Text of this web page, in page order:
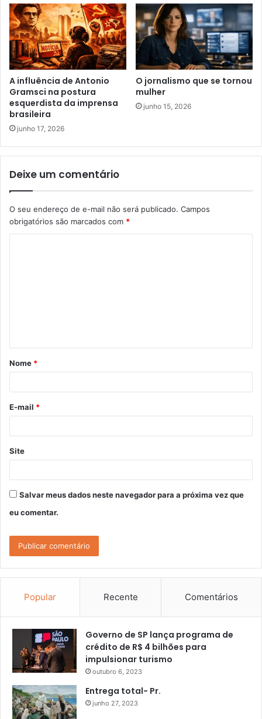
A influência de Antonio
Gramsci na postura
esquerdista da imprensa
brasileira
junho 17, 2026
O jornalismo que se tornou
mulher
junho 15, 2026
Deixe um comentário
O seu endereço de e-mail não será publicado. Campos
obrigatórios são marcados com *
á
r
*
Nome *
E-mail *
Site
Salvar meus dados neste navegador para a próxima vez que
eu comentar.
Popular Recente Comentários
Governo de SP lança programa de
crédito de R$ 4 bilhões para
impulsionar turismo
outubro 6, 2023
Entrega total- Pr.
junho 27, 2023